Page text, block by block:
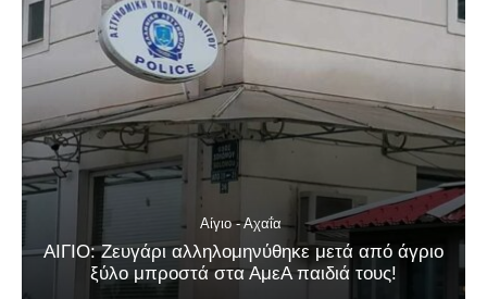
Αίγιο - Αχαΐα
ΑΙΓΙΟ: Ζευγάρι αλληλομηνύθηκε μετά από άγριο
ξύλο μπροστά στα ΑμεΑ παιδιά τους!